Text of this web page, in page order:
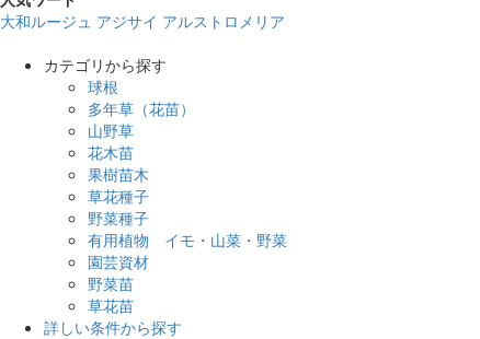
大和ルージュ アジサイ アルストロメリア
カテゴリから探す
球根
多年草（花苗）
山野草
花木苗
果樹苗木
草花種子
野菜種子
有用植物 イモ・山菜・野菜
園芸資材
野菜苗
草花苗
詳しい条件から探す